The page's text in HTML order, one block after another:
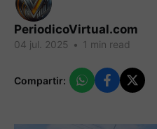
PeriodicoVirtual.com
04 jul. 2025 • 1 min read
Compartir: